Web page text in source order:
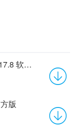
12306订票助手.net2019.1.17.8 软件版
版